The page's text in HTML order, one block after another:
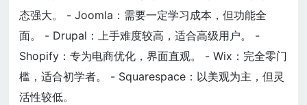
态强大。 - Joomla：需要一定学习成本，但功能全
面。 - Drupal：上手难度较高，适合高级用户。 -
Shopify：专为电商优化，界面直观。 - Wix：完全零门
槛，适合初学者。 - Squarespace：以美观为主，但灵
活性较低。